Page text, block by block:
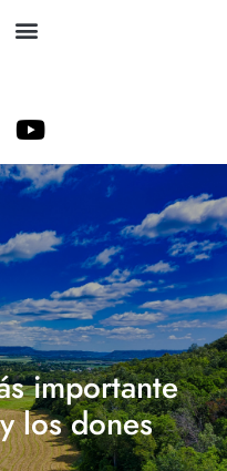
importante
los dones